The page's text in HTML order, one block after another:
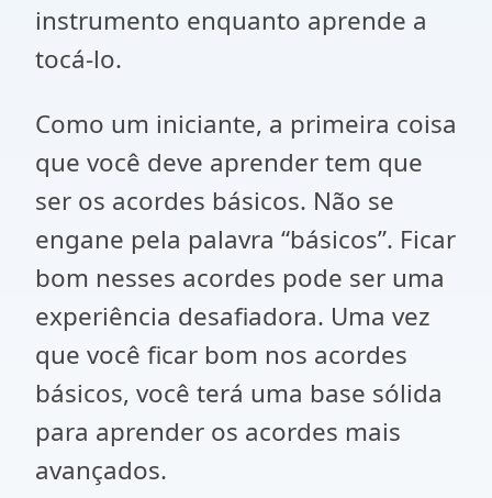
instrumento enquanto aprende a
tocá-lo.
Como um iniciante, a primeira coisa
que você deve aprender tem que
ser os acordes básicos. Não se
engane pela palavra “básicos”. Ficar
bom nesses acordes pode ser uma
experiência desafiadora. Uma vez
que você ficar bom nos acordes
básicos, você terá uma base sólida
para aprender os acordes mais
avançados.